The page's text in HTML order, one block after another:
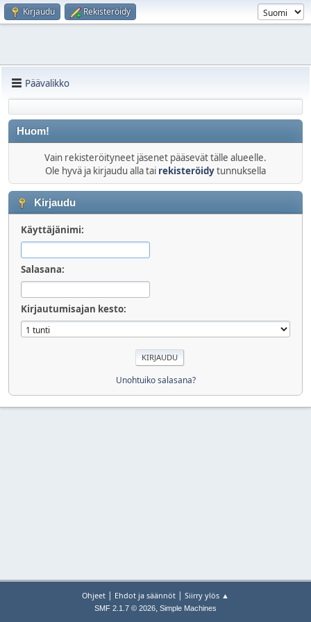
Kirjaudu Rekisteröidy
Päävalikko
Huom!
Vain rekisteröityneet jäsenet pääsevät tälle alueelle.
Ole hyvä ja kirjaudu alla tai rekisteröidytunnuksella
Kirjaudu
Käyttäjänimi:
Salasana:
Kirjautumisajan kesto:
Unohtuiko salasana?
Ohjeet | Ehdot ja säännöt | Siirry ylös ▲
SMF 2.1.7 © 2026, Simple Machines